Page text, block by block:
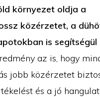
környezet oldja a
közérzetet, a
is
az is, hogy
jobb közérzetet
és a jó